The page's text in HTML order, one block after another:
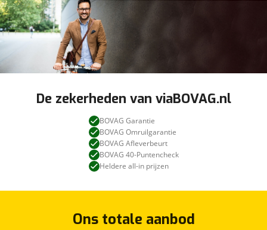
De zekerheden van viaBOVAG.nl
BOVAG Garantie
BOVAG Omruilgarantie
BOVAG Afleverbeurt
BOVAG 40-Puntencheck
Heldere all-in prijzen
Ons totale aanbod